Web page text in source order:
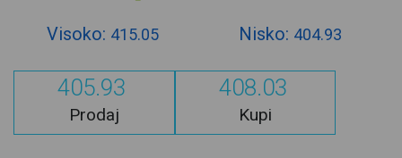
Visoko: 415.05 Nisko: 404.93
405.93
Prodaj
408.03
Kupi